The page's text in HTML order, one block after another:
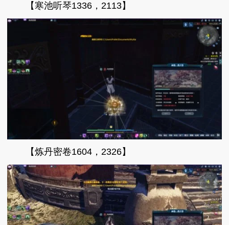
【寒池听琴1336，2113】
【炼丹密卷1604，2326】